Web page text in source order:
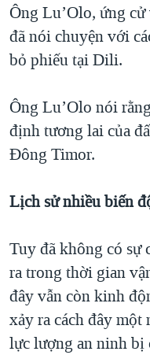
Ông Lu’Olo, ứng
đã nói chuyện với
bỏ phiếu tại Dili.
Ông Lu’Olo nói
định tương lai của
Đông Timor.
Lịch sử nhiều biến
Tuy đã không có sự
ra trong thời gian
đây vẫn còn kinh
xảy ra cách đây một
lực lượng an ninh bị